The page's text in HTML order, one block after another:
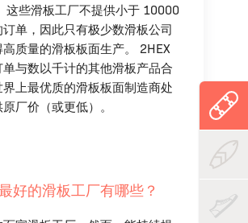
这些滑板工厂不提供小于 10000
单，因此只有极少数滑板公司
质量的滑板板面生产。 2HEX
与数以千计的其他滑板产品合
上最优质的滑板板面制造商处
厂价（或更低）。
好的滑板工厂有哪些？